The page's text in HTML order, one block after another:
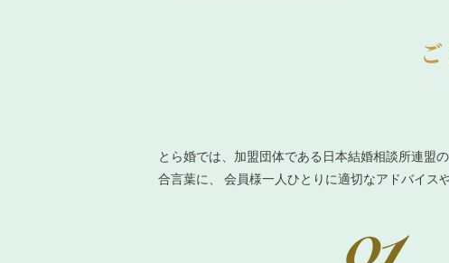
とら婚では、加盟団体である日本結婚相談所連盟
合言葉に、 会員様一人ひとりに適切なアドバイス